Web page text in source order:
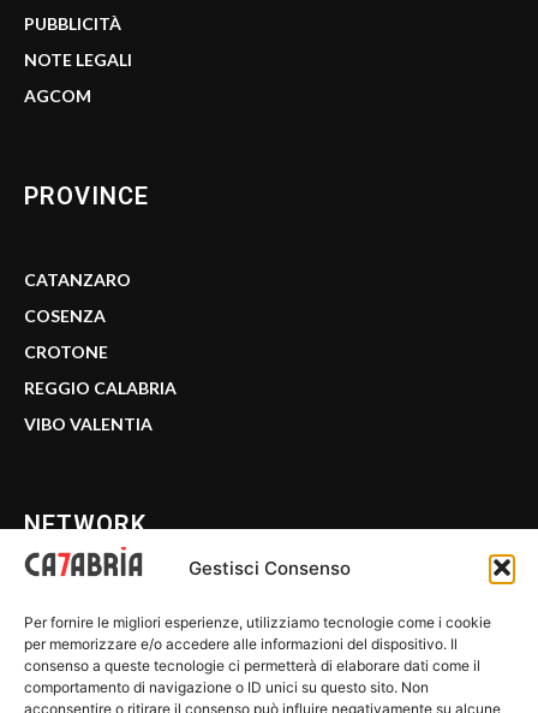
Gestisci Consenso
Per fornire le migliori esperienze, utilizziamo tecnologie come i cookie
per memorizzare e/o accedere alle informazioni del dispositivo. Il
consenso a queste tecnologie ci permetterà di elaborare dati come il
comportamento di navigazione o ID unici su questo sito. Non
acconsentire o ritirare il consenso può influire negativamente su alcune
PUBBLICITÀ
NOTE LEGALI
AGCOM
PROVINCE
CATANZARO
COSENZA
CROTONE
REGGIO CALABRIA
VIBO VALENTIA
NETWORK
WE CALABRIA
C7 PLAY